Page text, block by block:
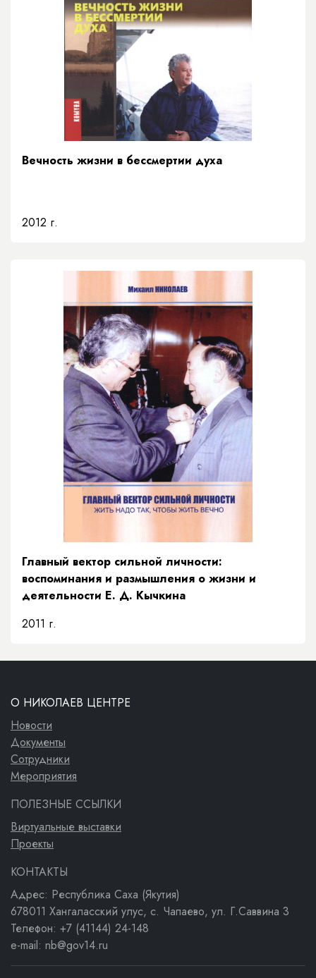
Вечность жизни в бессмертии духа
2012 г.
Главный вектор сильной личности:
воспоминания и размышления о жизни и
деятельности Е. Д. Кычкина
2011 г.
О НИКОЛАЕВ ЦЕНТРЕ
Новости
Документы
Сотрудники
Мероприятия
ПОЛЕЗНЫЕ ССЫЛКИ
Виртуальные выставки
Проекты
КОНТАКТЫ
Адрес: Республика Саха (Якутия)
678011 Хангаласский улус, с. Чапаево, ул. Г.Саввина 3
Телефон: +7 (41144) 24-148
e-mail: nb@gov14.ru